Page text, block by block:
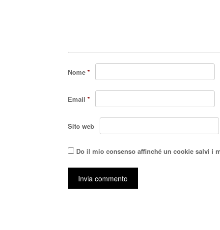
Nome *
Email *
Sito web
Do il mio consenso affinché un cookie salvi i